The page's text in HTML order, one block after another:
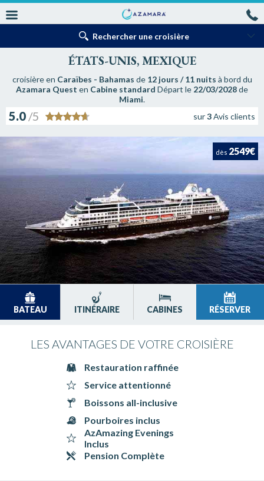
Rechercher une croisière
ÉTATS-UNIS, MEXIQUE
croisière en Caraïbes - Bahamas de 12 jours / 11 nuits à bord du
Azamara Quest en Cabine standard Départ le 22/03/2028de
Miami.
5.0 /5 sur3Avis clients
dès 2549€
BATEAU ITINÉRAIRE CABINES RÉSERVER
LES AVANTAGES DE VOTRE CROISIÈRE
Restauration raffinée
Service attentionné
Boissons all-inclusive
Pourboires inclus
AzAmazing Evenings
Inclus
Pension Complète